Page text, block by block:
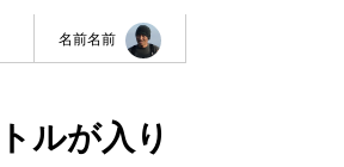
名前名前
ルが入り